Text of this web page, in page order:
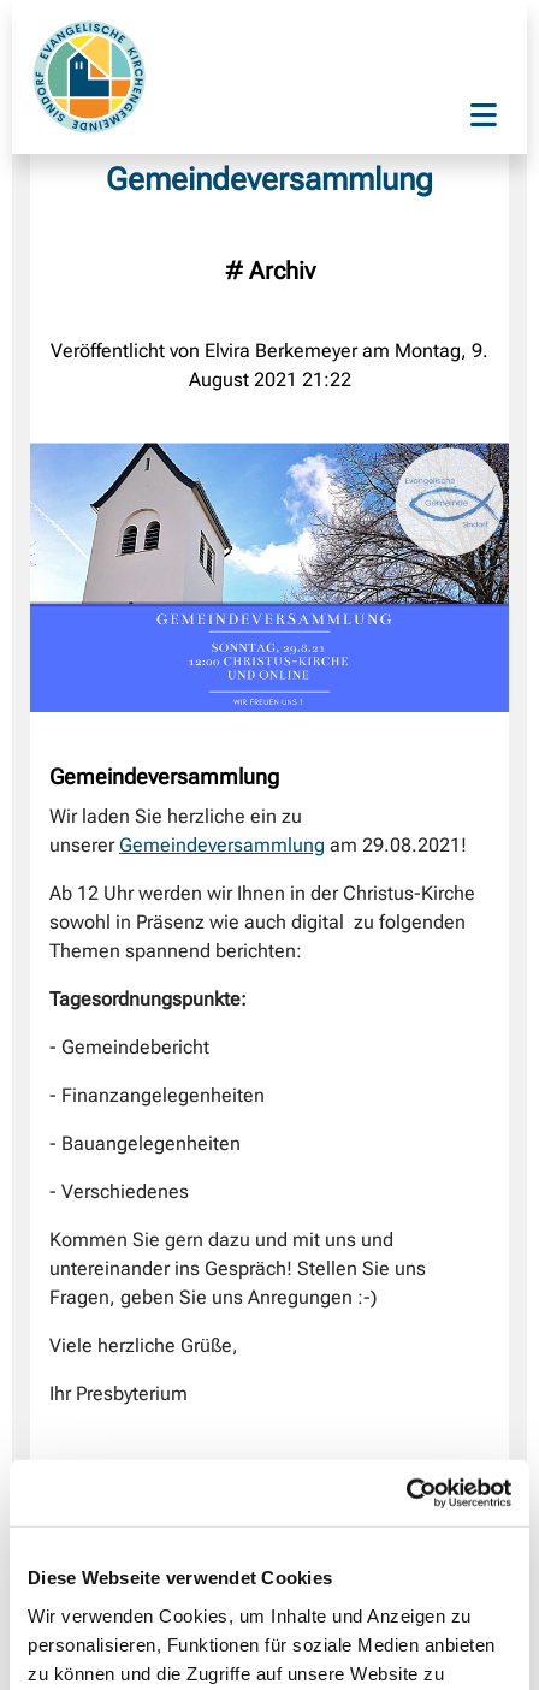
Diese Webseite verwendet Cookies
Wir verwenden Cookies, um Inhalte und Anzeigen zu
personalisieren, Funktionen für soziale Medien anbieten
zu können und die Zugriffe auf unsere Website zu
Gemeindeversammlung
# Archiv
Veröffentlicht von Elvira Berkemeyer am Montag, 9.
August 2021 21:22
Gemeindeversammlung
Wir laden Sie herzliche ein zu
unserer Gemeindeversammlung am 29.08.2021!
Ab 12 Uhr werden wir Ihnen in der Christus-Kirche
sowohl in Präsenz wie auch digital zu folgenden
Themen spannend berichten:
Tagesordnungspunkte:
- Gemeindebericht
- Finanzangelegenheiten
- Bauangelegenheiten
- Verschiedenes
Kommen Sie gern dazu und mit uns und
untereinander ins Gespräch! Stellen Sie uns
Fragen, geben Sie uns Anregungen :-)
Viele herzliche Grüße,
Ihr Presbyterium
ps.: Für die digitale Beteiligung haben wir ein
Teilnahme zu ermöglichen
Thema: Gemeindeversammlung
Zoom-Meeting beitreten